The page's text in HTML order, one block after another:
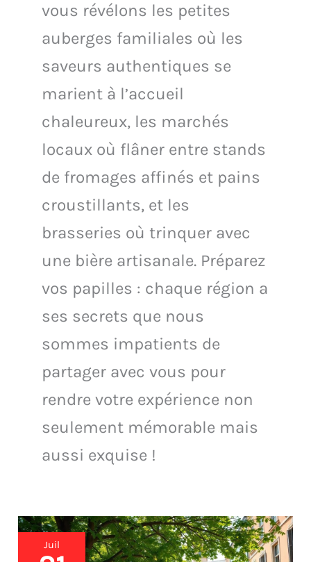
vous révélons les petites
auberges familiales où les
saveurs authentiques se
marient à l’accueil
chaleureux, les marchés
locaux où flâner entre stands
de fromages affinés et pains
croustillants, et les
brasseries où trinquer avec
une bière artisanale. Préparez
vos papilles : chaque région a
ses secrets que nous
sommes impatients de
partager avec vous pour
rendre votre expérience non
seulement mémorable mais
aussi exquise !
Juil
Dégustation
locale